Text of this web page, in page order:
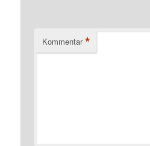
Kommentar *